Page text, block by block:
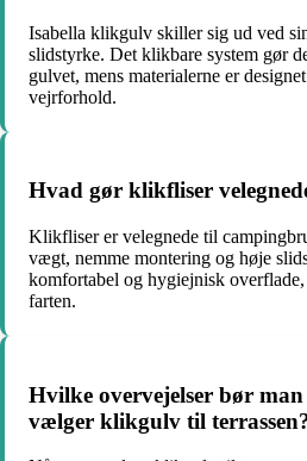
Isabella klikgulv skiller sig ud ved
slidstyrke. Det klikbare system gør
gulvet, mens materialerne er
vejrforhold.
Hvad gør klikfliser
Klikfliser er velegnede til
vægt, nemme montering og høje
komfortabel og hygiejnisk overflade,
farten.
Hvilke overvejelser bør
vælger klikgulv til